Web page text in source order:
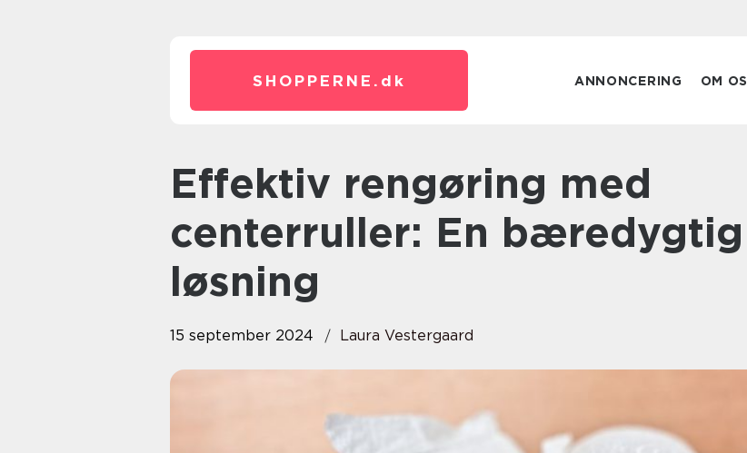
SHOPPERNE. dk ANNONCERING OM OS
Effektiv rengøring med
centerruller: En bæredygtig
løsning
15 september 2024 Laura Vestergaard